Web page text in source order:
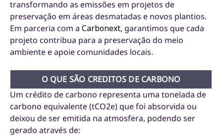
transformando as emissões em projetos de
preservação em áreas desmatadas e novos plantios.
Em parceria com a Carbonext, garantimos que cada
projeto contribua para a preservação do meio
ambiente e apoie comunidades locais.
O QUE SÃO CREDITOS DE CARBONO
Um crédito de carbono representa uma tonelada de
carbono equivalente (tCO2e) que foi absorvida ou
deixou de ser emitida na atmosfera, podendo ser
gerado através de: